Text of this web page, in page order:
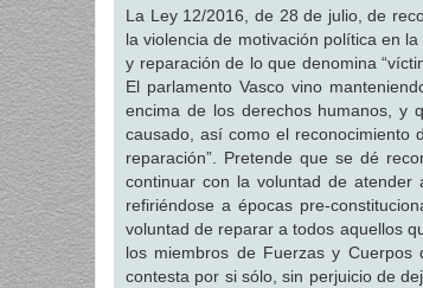
La Ley 12/2016, de 28 de julio, de
la violencia de motivación política en
y reparación de lo que denomina
El parlamento Vasco vino
encima de los derechos humanos, y
causado, así como el reconocimiento
reparación”. Pretende que se dé
continuar con la voluntad de
refiriéndose a épocas pre-
voluntad de reparar a todos aquellos
los miembros de Fuerzas y
contesta por si sólo, sin perjuicio de